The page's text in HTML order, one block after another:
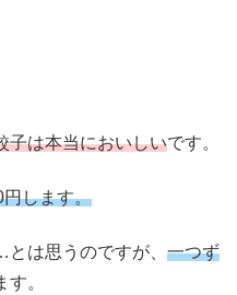
子は本当においしいです。
します。
は思うのですが、 一つず
。